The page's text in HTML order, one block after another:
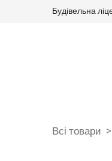
Будівельна
Всі товари